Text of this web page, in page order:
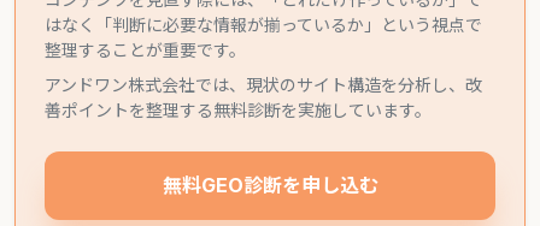
はなく「判断に必要な情報が揃っているか」という視点で
整理することが重要です。
アンドワン株式会社では、現状のサイト構造を分析し、改
善ポイントを整理する無料診断を実施しています。
無料GEO診断を申し込む